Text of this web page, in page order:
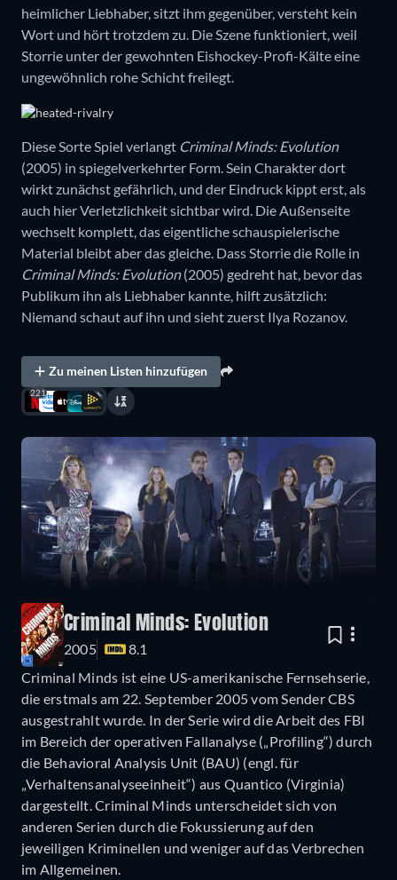
heimlicher Liebhaber, sitzt ihm gegenüber, versteht kein
Wort und hört trotzdem zu. Die Szene funktioniert, weil
Storrie unter der gewohnten Eishockey-Profi-Kälte eine
ungewöhnlich rohe Schicht freilegt.
Diese Sorte Spiel verlangt Criminal Minds: Evolution
(2005) in spiegelverkehrter Form. Sein Charakter dort
wirkt zunächst gefährlich, und der Eindruck kippt erst, als
auch hier Verletzlichkeit sichtbar wird. Die Außenseite
wechselt komplett, das eigentliche schauspielerische
Material bleibt aber das gleiche. Dass Storrie die Rolle in
Criminal Minds: Evolution(2005) gedreht hat, bevor das
Publikum ihn als Liebhaber kannte, hilft zusätzlich:
Niemand schaut auf ihn und sieht zuerst Ilya Rozanov.
Zu meinen Listen hinzufügen
221
Criminal Minds: Evolution
2005
8.1
Criminal Minds ist eine US-amerikanische Fernsehserie,
die erstmals am 22. September 2005 vom Sender CBS
ausgestrahlt wurde. In der Serie wird die Arbeit des FBI
im Bereich der operativen Fallanalyse („Profiling“) durch
die Behavioral Analysis Unit (BAU) (engl. für
„Verhaltensanalyseeinheit“) aus Quantico (Virginia)
dargestellt. Criminal Minds unterscheidet sich von
anderen Serien durch die Fokussierung auf den
jeweiligen Kriminellen und weniger auf das Verbrechen
im Allgemeinen.